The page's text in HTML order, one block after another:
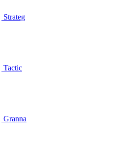
Strateg
Tactic
Granna